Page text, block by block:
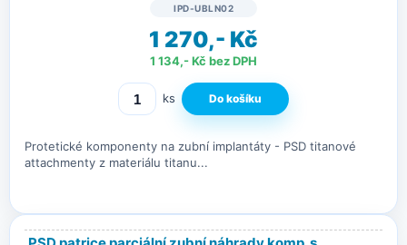
IPD-UBLN02
1 270,- Kč
1 134,- Kč bez DPH
ks
Protetické komponenty na zubní implantáty - PSD titanové
attachmenty z materiálu titanu...